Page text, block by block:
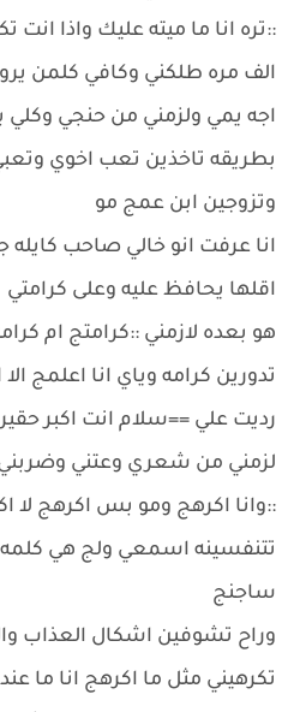
::تره انا ما ميته عليك واذا انت
الف مره طلكني وكافي كلمن
اجه يمي ولزمني من حنجي وكلي
بطريقه تاخذين تعب اخوي
وتزوجين ابن عمج مو
انا عرفت انو خالي صاحب كايله
اقلها يحافظ عليه وعلى كرامتي
هو بعده لازمني ::كرامتج ام
تدورين كرامه وياي انا اعلمج
رديت علي ==سلام انت اكبر حقير
لزمني من شعري وعتني وضربني
::وانا اكرهج ومو بس اكرهج لا
تتنفسينه اسمعي ولج هي كلمه
ساجنج
وراح تشوفين اشكال العذاب
تكرهيني مثل ما اكرهج انا ما